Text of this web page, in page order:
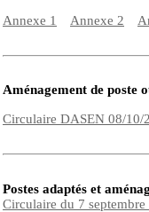
Annexe 1 Annexe 2
Aménagement de poste
Circulaire DASEN 08/10/
Postes adaptés et
Circulaire du 7 septembre